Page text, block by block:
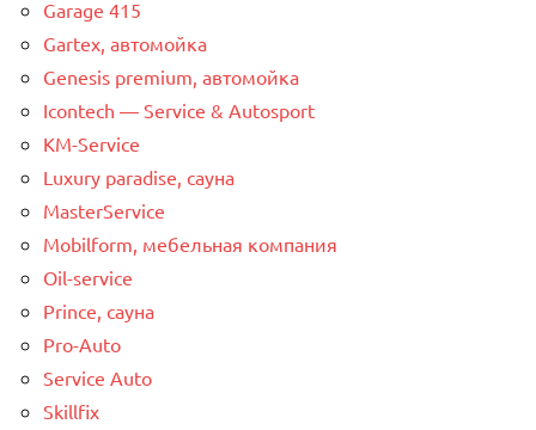
Garage 415
Gartex, автомойка
Genesis premium, автомойка
Icontech — Service & Autosport
KM-Service
Luxury paradise, сауна
MasterService
Mobilform, мебельная компания
Oil-service
Prince, сауна
Pro-Auto
Service Auto
Skillfix